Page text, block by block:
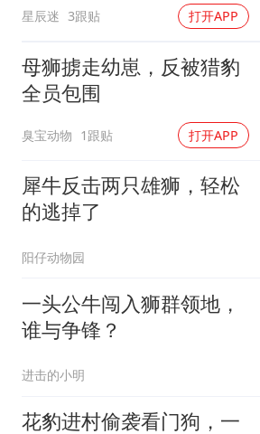
星辰迷 3跟贴 打开APP
母狮掳走幼崽，反被猎豹
全员包围
臭宝动物 1跟贴 打开APP
犀牛反击两只雄狮，轻松
的逃掉了
阳仔动物园
一头公牛闯入狮群领地，
谁与争锋？
进击的小明
花豹进村偷袭看门狗，一